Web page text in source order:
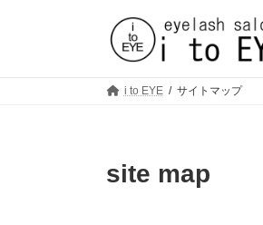
i to EYE サイトマップ
site map